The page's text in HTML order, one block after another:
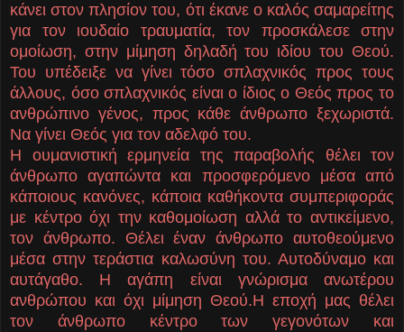
κάνει στον πλησίον του, ότι έκανε ο καλός σαμαρείτης
για τον ιουδαίο τραυματία, τον προσκάλεσε στην
ομοίωση, στην μίμηση δηλαδή του ιδίου του Θεού.
Του υπέδειξε να γίνει τόσο σπλαχνικός προς τους
άλλους, όσο σπλαχνικός είναι ο ίδιος ο Θεός προς το
ανθρώπινο γένος, προς κάθε άνθρωπο ξεχωριστά.
Να γίνει Θεός για τον αδελφό του.
Η ουμανιστική ερμηνεία της παραβολής θέλει τον
άνθρωπο αγαπώντα και προσφερόμενο μέσα από
κάποιους κανόνες, κάποια καθήκοντα συμπεριφοράς
με κέντρο όχι την καθομοίωση αλλά το αντικείμενο,
τον άνθρωπο. Θέλει έναν άνθρωπο αυτοθεούμενο
μέσα στην τεράστια καλωσύνη του. Αυτοδύναμο και
αυτάγαθο. Η αγάπη είναι γνώρισμα ανωτέρου
ανθρώπου και όχι μίμηση Θεού.Η εποχή μας θέλει
τον άνθρωπο κέντρο των γεγονότων και